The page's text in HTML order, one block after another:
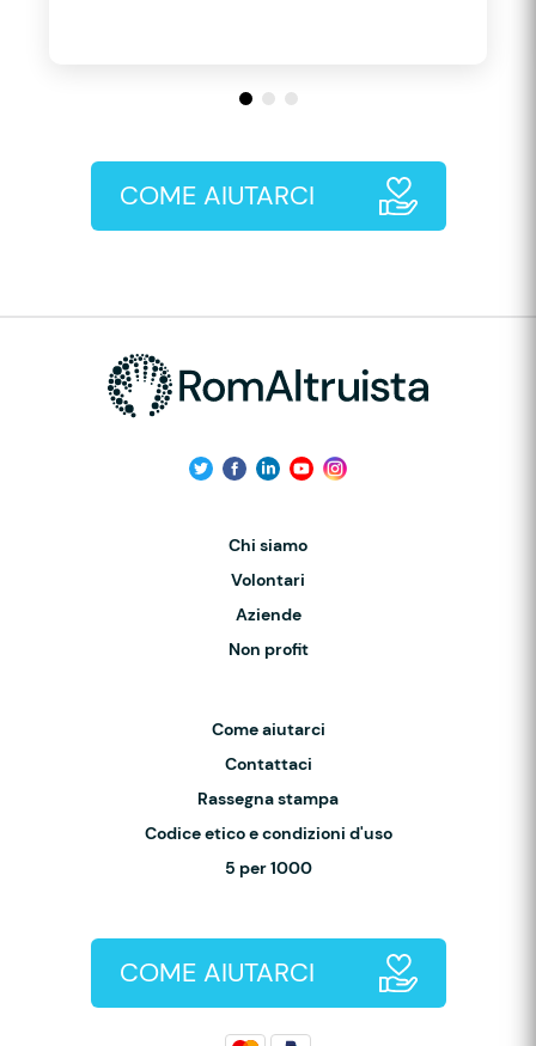
COME AIUTARCI
Chi siamo
Volontari
Aziende
Non profit
Come aiutarci
Contattaci
Rassegna stampa
Codice etico e condizioni d'uso
5 per 1000
COME AIUTARCI